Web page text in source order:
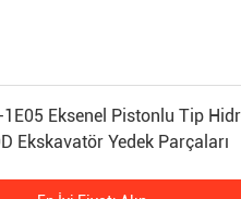
1E05 Eksenel Pistonlu Tip
Pompa, EC300D Ekskavatör Yedek Parçaları